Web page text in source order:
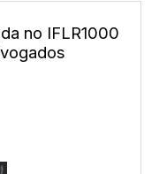
no IFLR1000